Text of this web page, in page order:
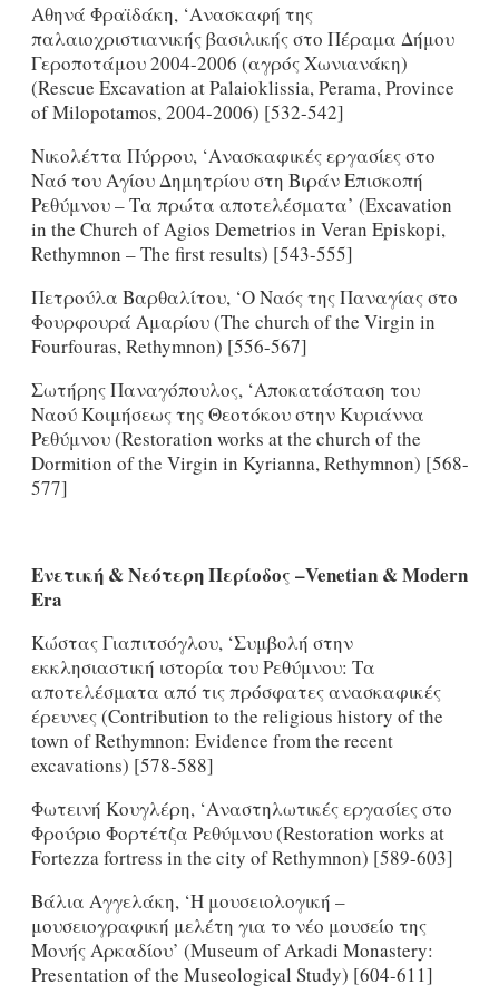
Αθηνά Φραϊδάκη, ‘Ανασκαφή της
παλαιοχριστιανικής βασιλικής στο Πέραμα Δήμου
Γεροποτάμου 2004-2006 (αγρός Χωνιανάκη)
(Rescue Excavation at Palaioklissia, Perama, Province
of Milopotamos, 2004-2006) [532-542]
Νικολέττα Πύρρου, ‘Ανασκαφικές εργασίες στο
Ναό του Αγίου Δημητρίου στη Βιράν Επισκοπή
Ρεθύμνου – Τα πρώτα αποτελέσματα’ (Excavation
in the Church of Agios Demetrios in Veran Episkopi,
Rethymnon – The first results) [543-555]
Πετρούλα Βαρθαλίτου, ‘O Ναός της Παναγίας στο
Φουρφουρά Αμαρίου (The church of the Virgin in
Fourfouras, Rethymnon) [556-567]
Σωτήρης Παναγόπουλος, ‘Αποκατάσταση του
Ναού Κοιμήσεως της Θεοτόκου στην Κυριάννα
Ρεθύμνου (Restoration works at the church of the
Dormition of the Virgin in Kyrianna, Rethymnon) [568-
577]
Ενετική & Νεότερη Περίοδος –Venetian&Modern
Era
Κώστας Γιαπιτσόγλου, ‘Συμβολή στην
εκκλησιαστική ιστορία του Ρεθύμνου: Τα
αποτελέσματα από τις πρόσφατες ανασκαφικές
έρευνες (Contribution to the religious history of the
town of Rethymnon: Evidence from the recent
excavations) [578-588]
Φωτεινή Κουγλέρη, ‘Αναστηλωτικές εργασίες στο
Φρούριο Φορτέτζα Ρεθύμνου (Restoration works at
Fortezza fortress in the city of Rethymnon) [589-603]
Βάλια Αγγελάκη, ‘H μουσειολογική –
μουσειογραφική μελέτη για το νέο μουσείο της
Μονής Αρκαδίου’ (Museum of Arkadi Monastery:
Presentation of the Museological Study) [604-611]